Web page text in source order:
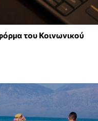
του Κοινωνικού